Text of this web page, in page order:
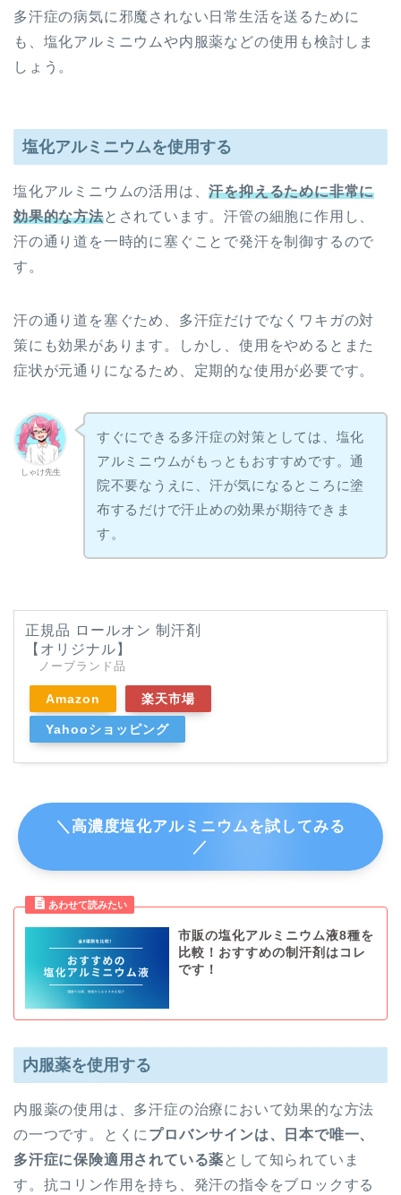
多汗症の病気に邪魔されない日常生活を送るために
も、塩化アルミニウムや内服薬などの使用も検討しま
しょう。
塩化アルミニウムを使用する
塩化アルミニウムの活用は、汗を抑えるために非常に
効果的な方法とされています。汗管の細胞に作用し、
汗の通り道を一時的に塞ぐことで発汗を制御するので
す。
汗の通り道を塞ぐため、多汗症だけでなくワキガの対
策にも効果があります。しかし、使用をやめるとまた
症状が元通りになるため、定期的な使用が必要です。
しゃけ先生
すぐにできる多汗症の対策としては、塩化
アルミニウムがもっともおすすめです。通
院不要なうえに、汗が気になるところに塗
布するだけで汗止めの効果が期待できま
す。
正規品 ロールオン 制汗剤
【オリジナル】
ノーブランド品
Amazon 楽天市場
Yahooショッピング
＼高濃度塩化アルミニウムを試してみる
／
市販の塩化アルミニウム液8種を
比較！おすすめの制汗剤はコレ
です！
内服薬を使用する
内服薬の使用は、多汗症の治療において効果的な方法
の一つです。とくに プロバンサインは、日本で唯一、
多汗症に保険適用されている薬 として知られていま
す。抗コリン作用を持ち、発汗の指令をブロックする